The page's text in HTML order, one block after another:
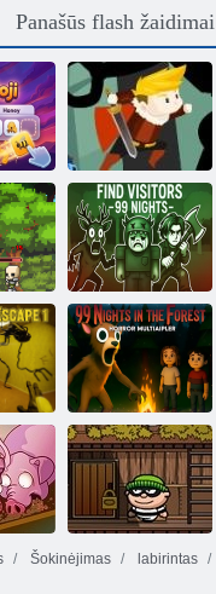
Panašūs flash žaidimai
Drąsus būrys
Rasti lankytojus
99 naktys
99 naktys miške.
Siaubo kelių
žaidėjų žaidimas
Šokinėjimas labirintas